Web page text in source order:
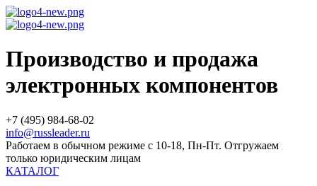
Производство и продажа
электронных компонентов
+7 (495) 984-68-02
info@russleader.ru
Работаем в обычном режиме с 10-18, Пн-Пт. Отгружаем
только юридическим лицам
КАТАЛОГ